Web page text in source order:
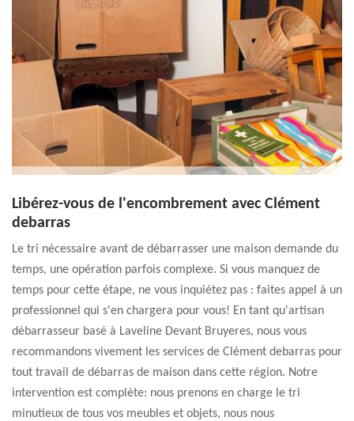
Libérez-vous de l'encombrement avec Clément
debarras
Le tri nécessaire avant de débarrasser une maison demande du
temps, une opération parfois complexe. Si vous manquez de
temps pour cette étape, ne vous inquiétez pas : faites appel à un
professionnel qui s'en chargera pour vous! En tant qu'artisan
débarrasseur basé à Laveline Devant Bruyeres, nous vous
recommandons vivement les services de Clément debarras pour
tout travail de débarras de maison dans cette région. Notre
intervention est complète: nous prenons en charge le tri
minutieux de tous vos meubles et objets, nous nous